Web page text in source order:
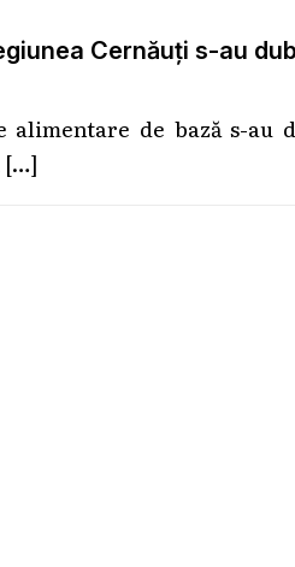
Cernăuți s-au
de bază s-au
[…]